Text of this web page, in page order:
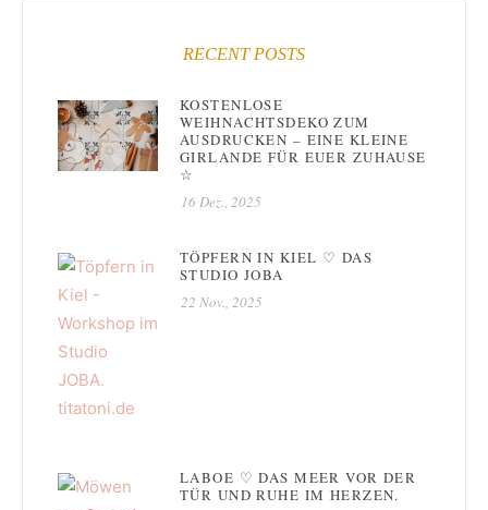
RECENT POSTS
KOSTENLOSE
WEIHNACHTSDEKO ZUM
AUSDRUCKEN – EINE KLEINE
GIRLANDE FÜR EUER ZUHAUSE
☆
16 Dez., 2025
TÖPFERN IN KIEL ♡ DAS
STUDIO JOBA
22 Nov., 2025
LABOE ♡ DAS MEER VOR DER
TÜR UND RUHE IM HERZEN.